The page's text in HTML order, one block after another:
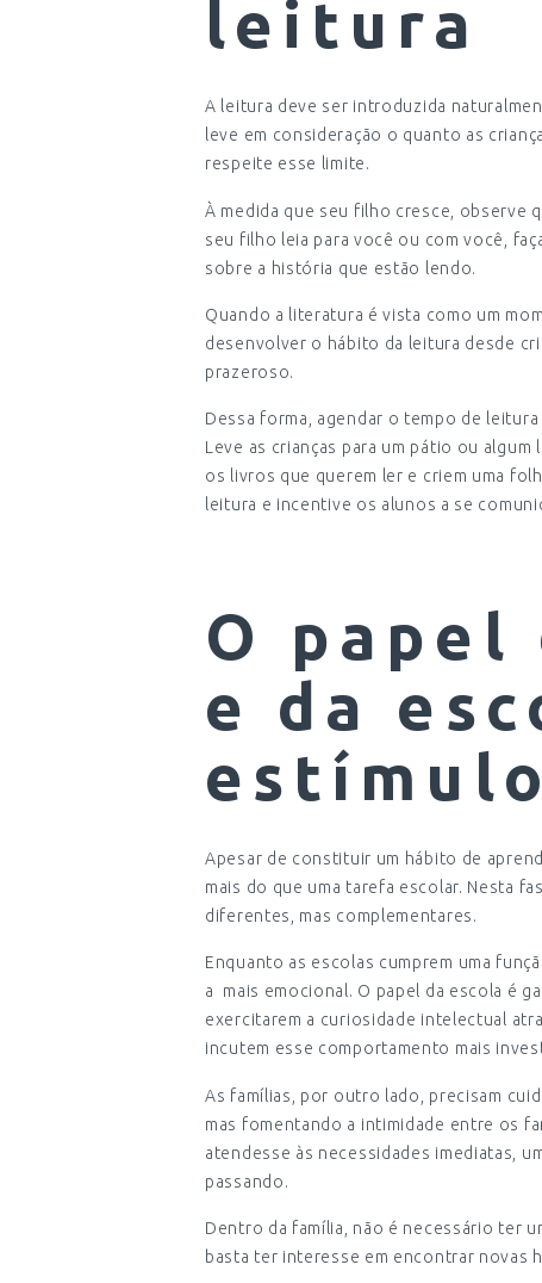
leitura
A leitura deve ser introduzida
leve em consideração o quanto as
respeite esse limite.
À medida que seu filho cresce, observe
seu filho leia para você ou com você,
sobre a história que estão lendo.
Quando a literatura é vista como um
desenvolver o hábito da leitura desde
prazeroso.
Dessa forma, agendar o tempo de
Leve as crianças para um pátio ou
os livros que querem ler e criem uma
leitura e incentive os alunos a se
O
e da
Apesar de constituir um hábito de
mais do que uma tarefa escolar. Nesta
diferentes, mas complementares.
Enquanto as escolas cumprem uma
a mais emocional. O papel da escola é
exercitarem a curiosidade intelectual
incutem esse comportamento mais
As famílias, por outro lado, precisam
mas fomentando a intimidade entre os
atendesse às necessidades imediatas,
passando.
Dentro da família, não é necessário ter
basta ter interesse em encontrar novas